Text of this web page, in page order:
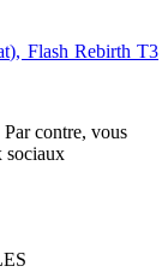
Flash Rebirth T3
Par contre, vous
sociaux